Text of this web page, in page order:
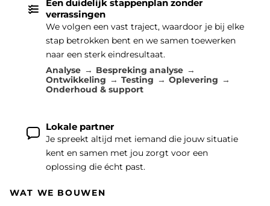
Een duidelijk stappenplan zonder
verrassingen
We volgen een vast traject, waardoor je bij elke
stap betrokken bent en we samen toewerken
naar een sterk eindresultaat.
Analyse
Bespreking analyse
Ontwikkeling
Testing
Oplevering
Onderhoud & support
Lokale partner
Je spreekt altijd met iemand die jouw situatie
kent en samen met jou zorgt voor een
oplossing die écht past.
WAT WE BOUWEN